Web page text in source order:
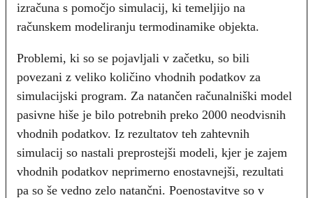
izračuna s pomočjo simulacij, ki temeljijo na
računskem modeliranju termodinamike objekta.
Problemi, ki so se pojavljali v začetku, so bili
povezani z veliko količino vhodnih podatkov za
simulacijski program. Za natančen računalniški model
pasivne hiše je bilo potrebnih preko 2000 neodvisnih
vhodnih podatkov. Iz rezultatov teh zahtevnih
simulacij so nastali preprostejši modeli, kjer je zajem
vhodnih podatkov neprimerno enostavnejši, rezultati
pa so še vedno zelo natančni. Poenostavitve so v